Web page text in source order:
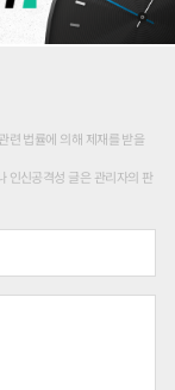
련 법률에 의해 제재를 받을
인신공격성 글은 관리자의 판